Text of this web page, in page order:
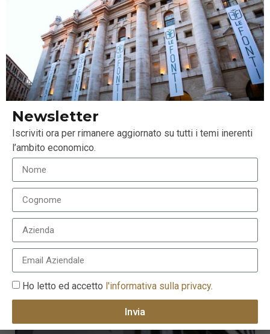
Ricordano inoltre che Safilo ha rinnovato altre
quattro licenze principali, offrendo una buona
visibilità di medio termine per circa un terzo dei
ricavi totali derivanti da queste licenze.
Leggi quil’articolo completo.
LEGGI ANCHE
Newsletter
Iscriviti ora per rimanere aggiornato su tutti i temi inerenti
l’ambito economico.
Ho letto ed accetto l'informativa sulla privacy.
Invia